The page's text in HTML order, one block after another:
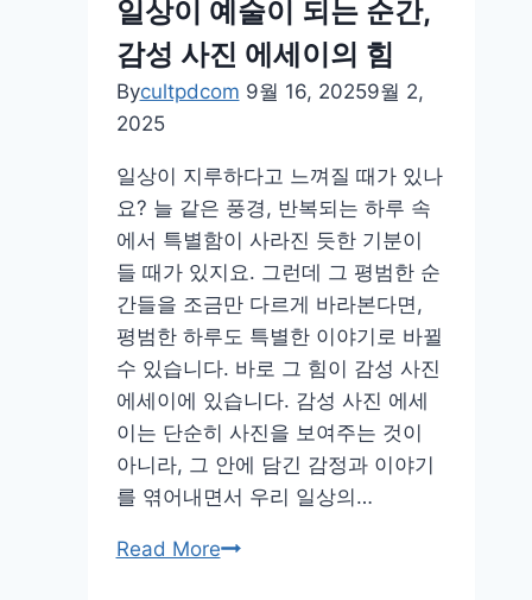
도
가
능
날
로
그
감
성
보
정
법
일상이 예술이 되는 순간,
감성 사진 에세이의 힘
Bycultpdcom 9월 16, 20259월 2,
2025
일상이 지루하다고 느껴질 때가 있나
요? 늘 같은 풍경, 반복되는 하루 속
에서 특별함이 사라진 듯한 기분이
들 때가 있지요. 그런데 그 평범한 순
간들을 조금만 다르게 바라본다면,
평범한 하루도 특별한 이야기로 바뀔
수 있습니다. 바로 그 힘이 감성 사진
에세이에 있습니다. 감성 사진 에세
이는 단순히 사진을 보여주는 것이
아니라, 그 안에 담긴 감정과 이야기
를 엮어내면서 우리 일상의…
Read More일